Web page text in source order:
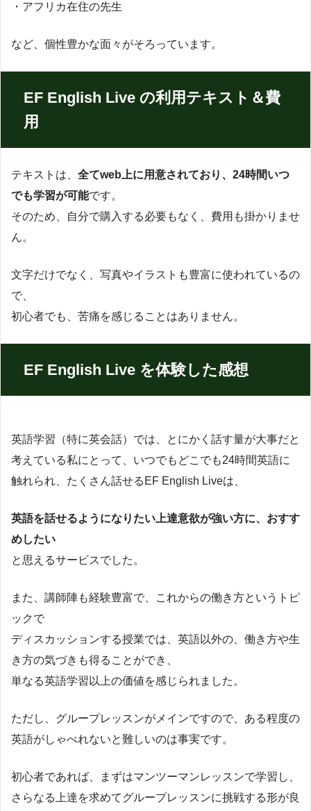
・アフリカ在住の先生
など、個性豊かな面々がそろっています。
EF English Live の利用テキスト＆費
用
テキストは、 全てweb上に用意されており、24時間いつ
でも学習が可能です。
そのため、自分で購入する必要もなく、費用も掛かりませ
ん。
文字だけでなく、写真やイラストも豊富に使われているの
で、
初心者でも、苦痛を感じることはありません。
EF English Live を体験した感想
英語学習（特に英会話）では、とにかく話す量が大事だと
考えている私にとって、いつでもどこでも24時間英語に
触れられ、たくさん話せるEF English Liveは、
英語を話せるようになりたい上達意欲が強い方に、おすす
めしたい
と思えるサービスでした。
また、講師陣も経験豊富で、これからの働き方というトピ
ックで
ディスカッションする授業では、英語以外の、働き方や生
き方の気づきも得ることができ、
単なる英語学習以上の価値を感じられました。
ただし、グループレッスンがメインですので、ある程度の
英語がしゃべれないと難しいのは事実です。
初心者であれば、まずはマンツーマンレッスンで学習し、
さらなる上達を求めてグループレッスンに挑戦する形が良